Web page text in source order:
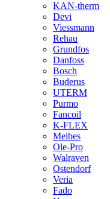
KAN-therm
Devi
Viessmann
Rehau
Grundfos
Danfoss
Bosch
Buderus
UTERM
Purmo
Fancoil
K-FLEX
Meibes
Ole-Pro
Walraven
Ostendorf
Veria
Fado